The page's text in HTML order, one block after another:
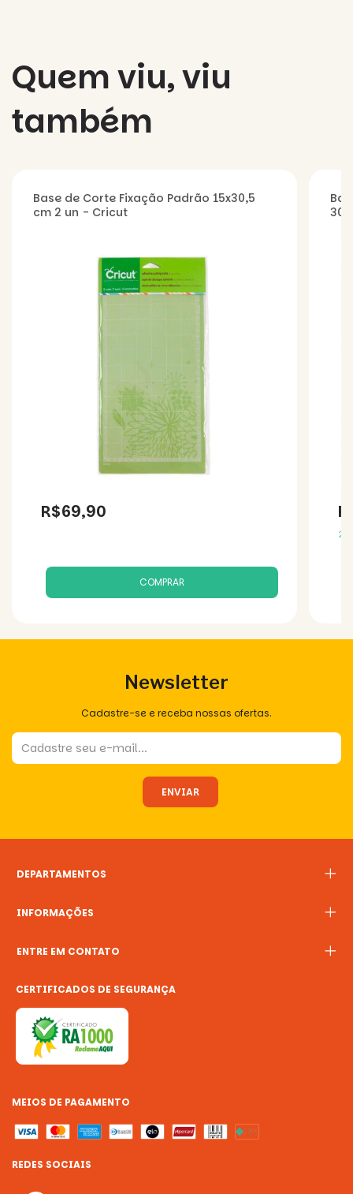
Quem viu, viu
também
Base de Corte Fixação Padrão 15x30,5
cm 2 un - Cricut
R$69,90
2
Newsletter
Cadastre-se e receba nossas ofertas.
DEPARTAMENTOS
INFORMAÇÕES
ENTRE EM CONTATO
CERTIFICADOS DE SEGURANÇA
MEIOS DE PAGAMENTO
REDES SOCIAIS